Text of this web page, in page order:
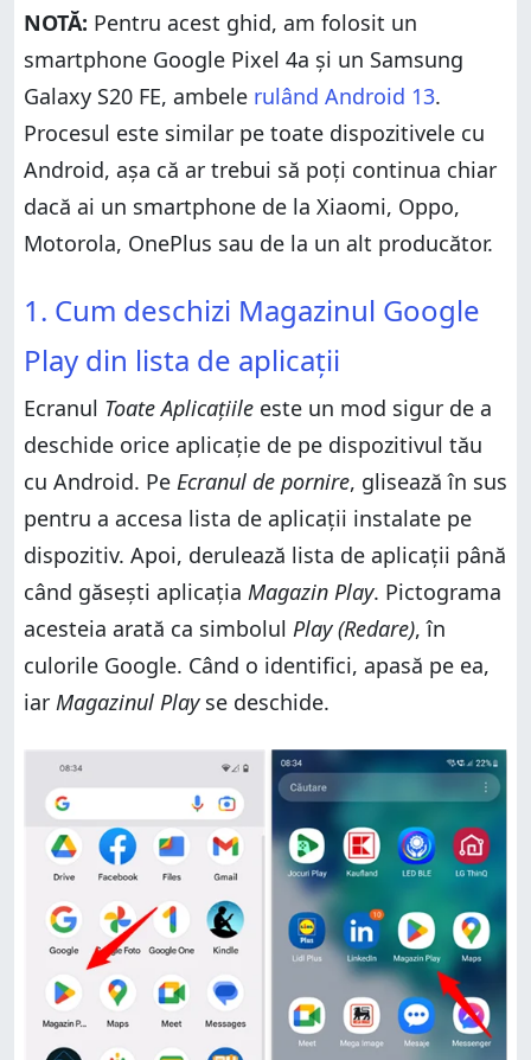
aplicații
2. Cum deschizi Magazinul Play folosind scurtătura
sa de pe Ecranul de pornire
3. Cum adaugi o scurtătură către Magazinul Play pe
Ecranul de pornire
3.1. Cum adaugi Magazinul Play pe Ecranul de
pornire în versiunea standard de Android
3.2. Cum adaugi Magazinul Google Play pe
Ecranul de pornire al unui dispozitiv Samsung
Galaxy
aplicații favorite
Setările de pe Android
6. Cum deschizi Magazinul Play cu Asistentul Google
Cum preferi să deschizi Magazinul Google Play?
NOTĂ: Pentru acest ghid, am folosit un
smartphone Google Pixel 4a și un Samsung
Galaxy S20 FE, ambele rulând Android 13.
Procesul este similar pe toate dispozitivele cu
Android, așa că ar trebui să poți continua chiar
dacă ai un smartphone de la Xiaomi, Oppo,
Motorola, OnePlus sau de la un alt producător.
aplicații
sa de pe Ecranul de pornire
Ecranul de pornire
3.1. Cum adaugi Magazinul Play pe Ecranul de
pornire în versiunea standard de Android
3.2. Cum adaugi Magazinul Google Play pe
Ecranul de pornire al unui dispozitiv Samsung
Galaxy
4. Cum adaugi și deschizi Magazinul Play pe bara de
aplicații favorite
5. Cum deschizi Magazinul Google Play folosind
Setările de pe Android
6. Cum deschizi Magazinul Play cu Asistentul Google
Cum preferi să deschizi Magazinul Google Play?
1. Cum deschizi Magazinul Google
Play din lista de aplicații
Ecranul Toate Aplicațiile este un mod sigur de a
deschide orice aplicație de pe dispozitivul tău
cu Android. Pe Ecranul de pornire, glisează în sus
pentru a accesa lista de aplicații instalate pe
dispozitiv. Apoi, derulează lista de aplicații până
când găsești aplicația Magazin Play. Pictograma
acesteia arată ca simbolul Play (Redare), în
culorile Google. Când o identifici, apasă pe ea,
iar Magazinul Playse deschide.